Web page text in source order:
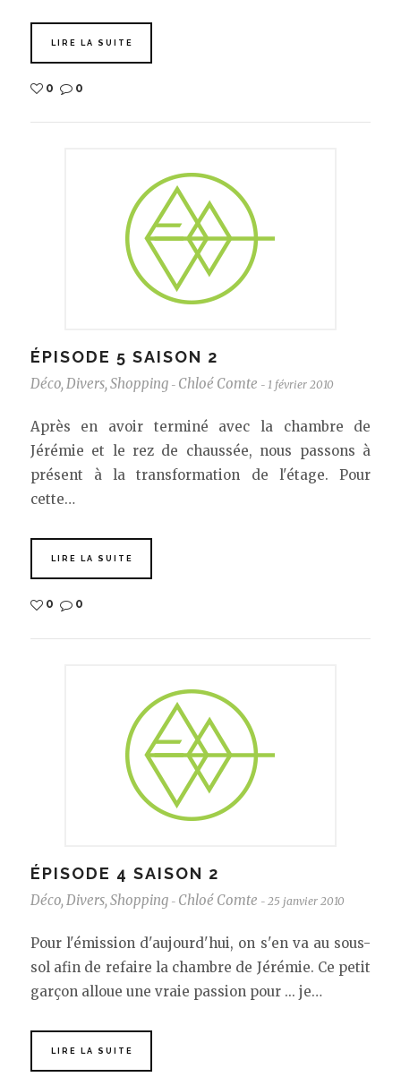
LIRE LA SUITE
0 0
ÉPISODE 5 SAISON 2
Déco, Divers, Shopping - Chloé Comte - 1 février 2010
Après en avoir terminé avec la chambre de
Jérémie et le rez de chaussée, nous passons à
présent à la transformation de l'étage. Pour
cette…
LIRE LA SUITE
0 0
ÉPISODE 4 SAISON 2
Déco, Divers, Shopping - Chloé Comte - 25 janvier 2010
Pour l'émission d'aujourd'hui, on s'en va au sous-
sol afin de refaire la chambre de Jérémie. Ce petit
garçon alloue une vraie passion pour ... je…
LIRE LA SUITE